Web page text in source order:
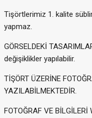
Tişörtlerimiz 1. kalite
yapmaz.
GÖRSELDEKİ
değişiklikler yapılabilir.
TİŞÖRT ÜZERİNE
YAZILABİLMEKTEDİR.
FOTOĞRAF VE